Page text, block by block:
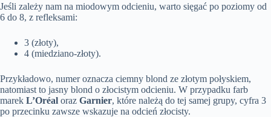
Jeśli zależy nam na miodowym odcieniu, warto sięgać po poziomy od
6 do 8, z refleksami:
3 (złoty),
4 (miedziano-złoty).
Przykładowo, numer oznacza ciemny blond ze złotym połyskiem,
natomiast to jasny blond o złocistym odcieniu. W przypadku farb
marek L’Oréal oraz Garnier, które należą do tej samej grupy, cyfra 3
po przecinku zawsze wskazuje na odcień złocisty.